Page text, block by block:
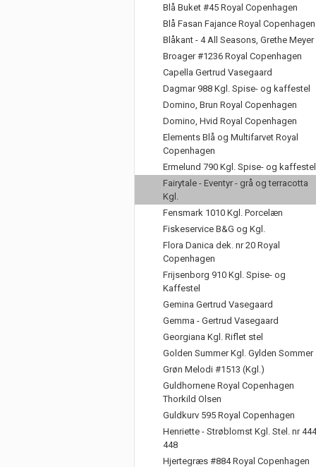
Blå Buket #45 Royal Copenhagen
Blå Fasan Fajance Royal Copenhagen
Blåkant - 4 All Seasons, Grethe Meyer
Broager #1236 Royal Copenhagen
Capella Gertrud Vasegaard
Dagmar 988 Kgl. Spise- og kaffestel
Domino, Brun Royal Copenhagen
Domino, Hvid Royal Copenhagen
Elements Blå og Multifarvet Royal
Copenhagen
Ermelund 790 Kgl. Spise- og kaffestel
Fairytale - Eventyr - grå og terracotta
Kgl.
Fensmark 1010 Kgl. Porcelæn
Fiskeservice B&G og Kgl.
Flora Danica dek. nr 20 Royal
Copenhagen
Frijsenborg 910 Kgl. Spise- og
Kaffestel
Gemina Gertrud Vasegaard
Gemma - Gertrud Vasegaard
Georgiana Kgl. Riflet stel
Golden Summer Kgl. Gylden Sommer
Grøn Melodi #1513 (Kgl.)
Guldhornene Royal Copenhagen
Thorkild Olsen
Guldkurv 595 Royal Copenhagen
Henriette - Strøblomst Kgl. Stel. nr 444
448
Hjertegræs #884 Royal Copenhagen